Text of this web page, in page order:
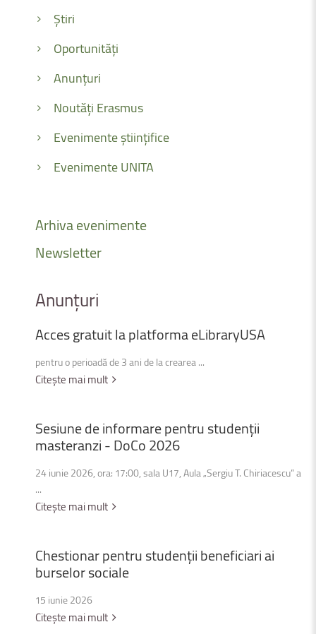
Știri
Oportunități
Anunțuri
Noutăți Erasmus
Evenimente științifice
Evenimente UNITA
Arhivaevenimente
Newsletter
Anunțuri
AccesgratuitlaplatformaeLibraryUSA
pentru o perioadă de 3 ani de la crearea ...
Citește mai mult
Sesiunedeinformarepentrustudenții
masteranzi-DoCo2026
24 iunie 2026, ora: 17:00, sala U17, Aula „Sergiu T. Chiriacescu” a
...
Citește mai mult
Chestionarpentrustudențiibeneficiariai
burselorsociale
15 iunie 2026
Citește mai mult